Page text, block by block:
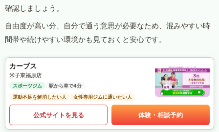
確認しましょう。
自由度が高い分、自分で通う意思が必要なため、混みやすい時
間帯や続けやすい環境かも見ておくと安心です。
カーブス
米子東福原店
スポーツジム
駅から車で4分
運動不足を解消したい人
女性専用ジムに通いたい人
公式サイトを見る 体験・相談予約